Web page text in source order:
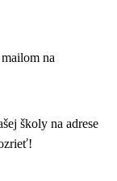
na
školy na adrese